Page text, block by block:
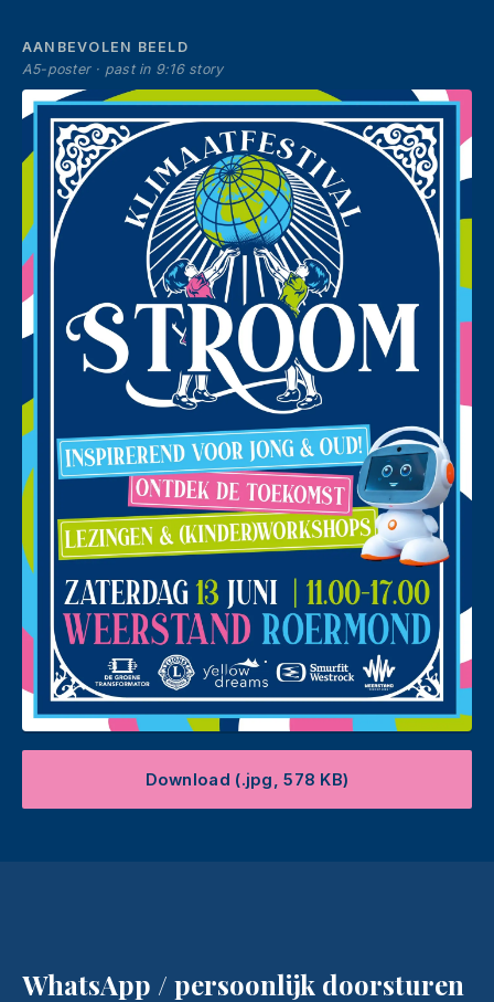
AANBEVOLEN BEELD
A5-poster · past in 9:16 story
Download (.jpg, 578 KB)
WhatsApp / persoonlijk doorsturen